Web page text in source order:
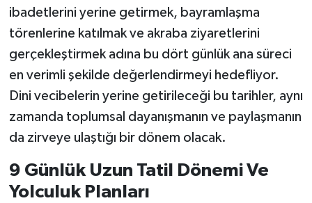
ibadetlerini yerine getirmek, bayramlaşma
törenlerine katılmak ve akraba ziyaretlerini
gerçekleştirmek adına bu dört günlük ana süreci
en verimli şekilde değerlendirmeyi hedefliyor.
Dini vecibelerin yerine getirileceği bu tarihler, aynı
zamanda toplumsal dayanışmanın ve paylaşmanın
da zirveye ulaştığı bir dönem olacak.
9 Günlük Uzun Tatil Dönemi Ve
Yolculuk Planları